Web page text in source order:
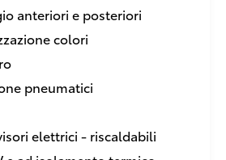
anteriori e posteriori
colori
pneumatici
elettrici - riscaldabili